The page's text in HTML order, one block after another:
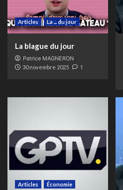
Articles La ... du jour
La blague du jour
Patrice MAGNERON
30 novembre 2025 1
Articles
Économie